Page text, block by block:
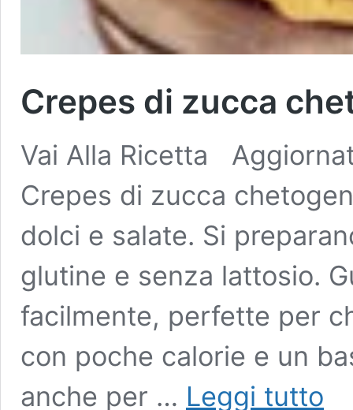
Crepes di zucca
Vai Alla Ricetta
Crepes di zucca
dolci e salate. Si
glutine e senza lattosio.
facilmente, perfette per
con poche calorie e un
anche per … Leggi tutto